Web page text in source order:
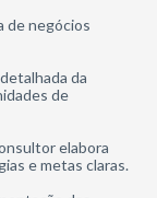
de negócios
da
de
elabora
e metas claras.